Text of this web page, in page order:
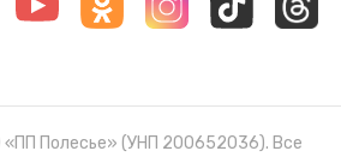
Полесье» (УНП 200652036). Все